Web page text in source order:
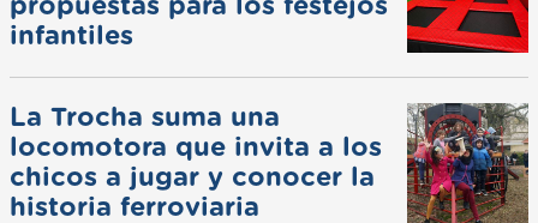
propuestas para los festejos
infantiles
La Trocha suma una
locomotora que invita a los
chicos a jugar y conocer la
historia ferroviaria